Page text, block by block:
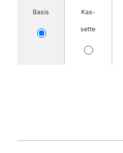
Basis Kas­
sette